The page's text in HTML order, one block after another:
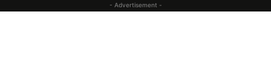
- Advertisement -